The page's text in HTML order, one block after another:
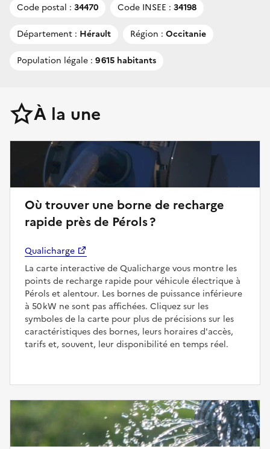
Code postal : 34470 Code INSEE : 34198
Département : Hérault Région : Occitanie
Population légale : 9 615 habitants
À la une
Où trouver une borne de recharge
rapide près de Pérols ?
Qualicharge
La carte interactive de Qualicharge vous montre les
points de recharge rapide pour véhicule électrique à
Pérols et alentour. Les bornes de puissance inférieure
à 50 kW ne sont pas affichées. Cliquez sur les
symboles de la carte pour plus de précisions sur les
caractéristiques des bornes, leurs horaires d'accès,
tarifs et, souvent, leur disponibilité en temps réel.